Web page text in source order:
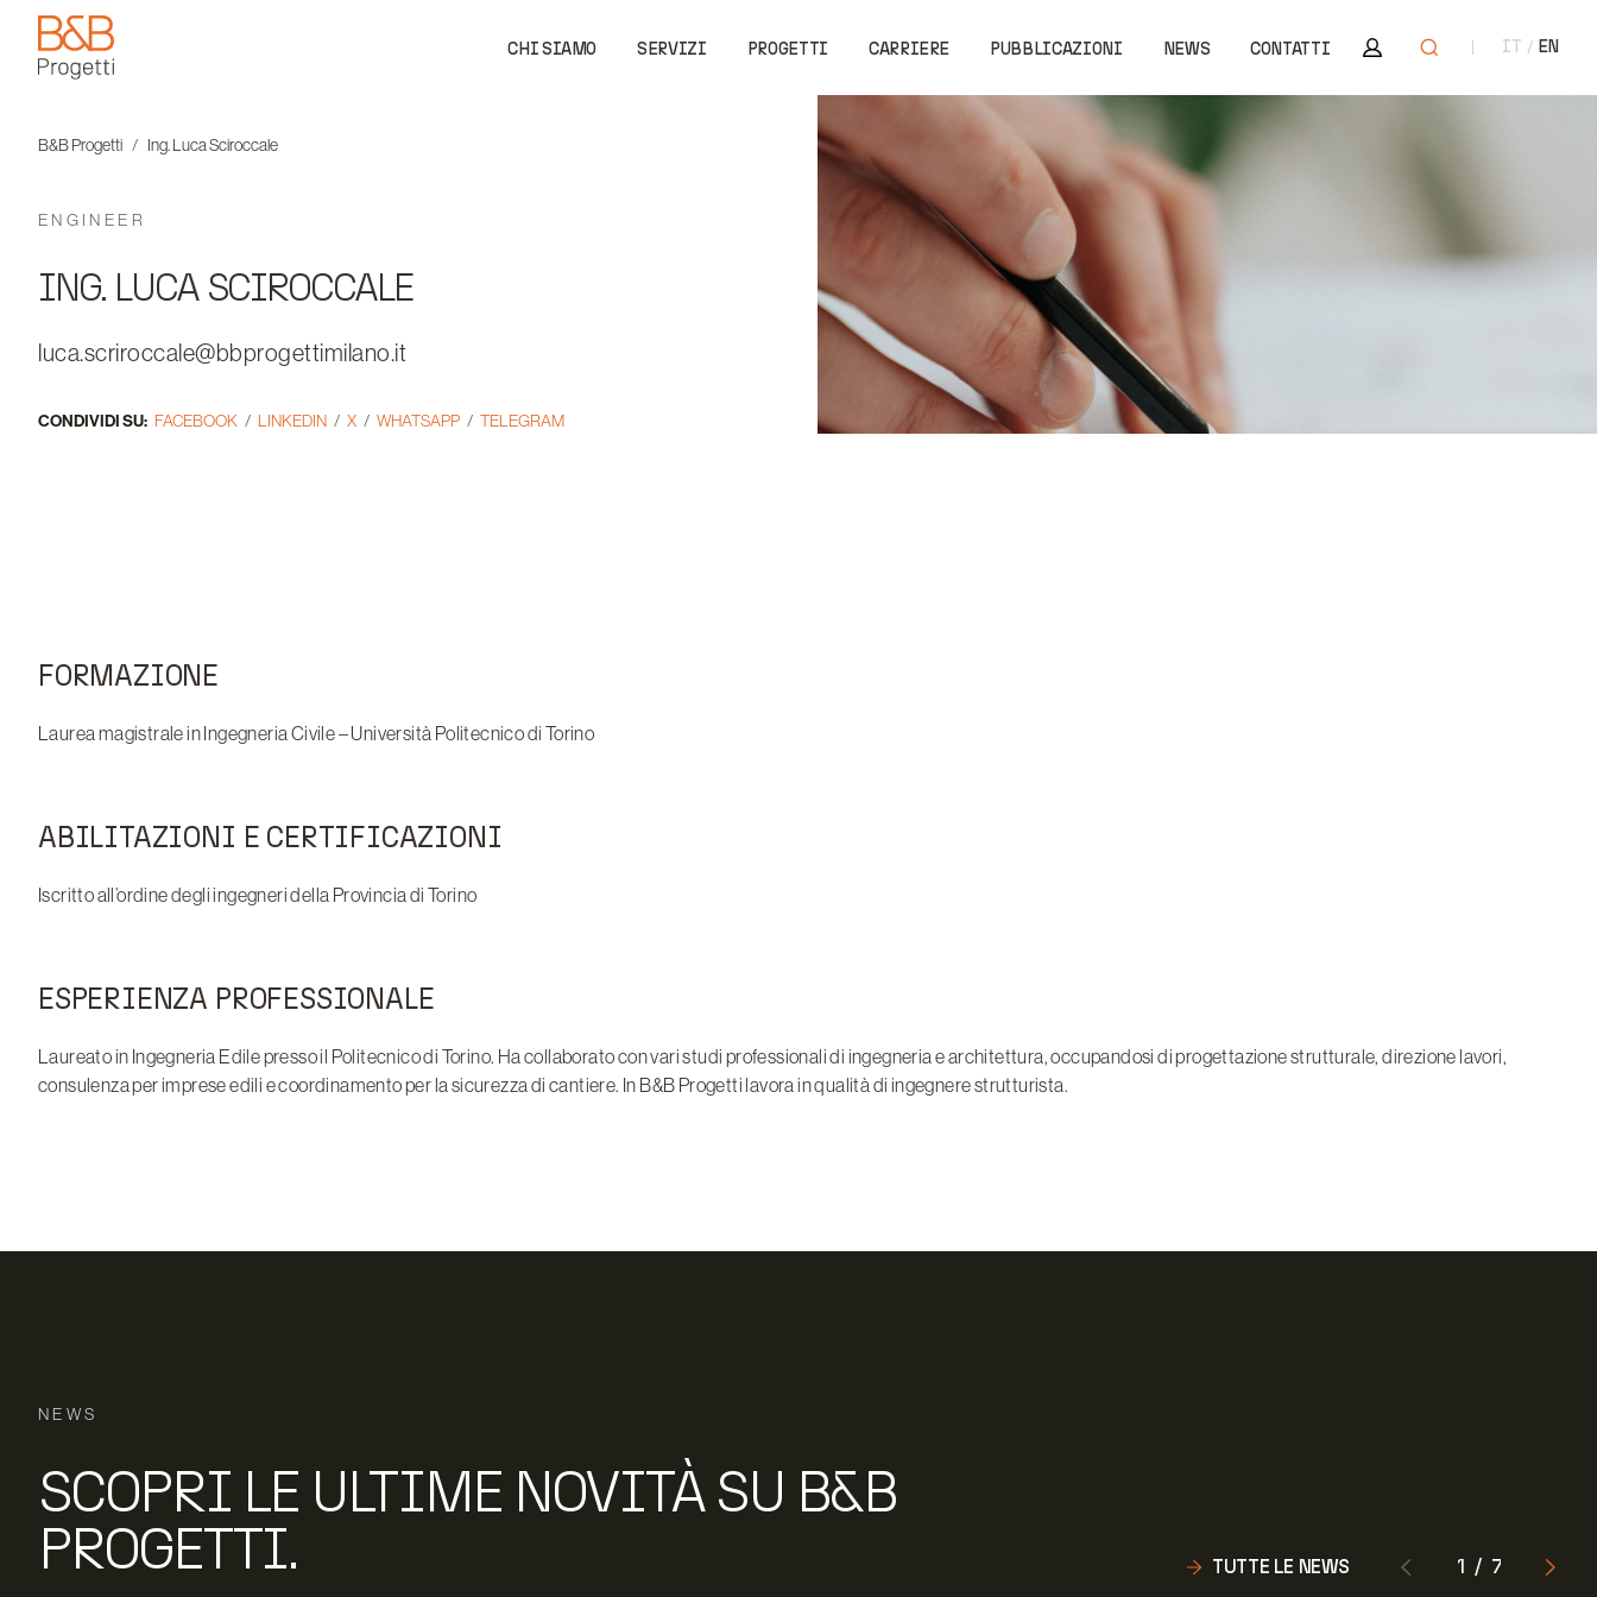
B&B Progetti CHI SIAMO SERVIZI PROGETTI CARRIERE PUBBLICAZIONI NEWS CONTATTI Area riservata IT EN
Apri ricerca
B&B Progetti Ing. Luca Sciroccale
ENGINEER
ING. LUCA SCIROCCALE
luca.scriroccale@bbprogettimilano.it
CONDIVIDI SU: FACEBOOK LINKEDIN X WHATSAPP TELEGRAM
FORMAZIONE
Laurea magistrale in Ingegneria Civile – Università Politecnico di Torino
ABILITAZIONI E CERTIFICAZIONI
Iscritto all’ordine degli ingegneri della Provincia di Torino
ESPERIENZA PROFESSIONALE
Laureato in Ingegneria Edile presso il Politecnico di Torino. Ha collaborato con vari studi professionali di ingegneria e architettura, occupandosi di progettazione strutturale, direzione lavori,
consulenza per imprese edili e coordinamento per la sicurezza di cantiere. In B&B Progetti lavora in qualità di ingegnere strutturista.
NEWS
SCOPRI LE ULTIME NOVITÀ SU B&B
PROGETTI.
TUTTE LE NEWS 1 / 7